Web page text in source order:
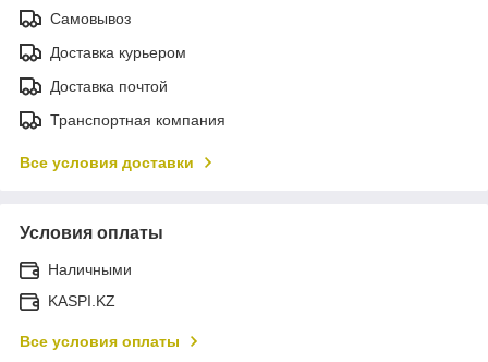
Самовывоз
Доставка курьером
Доставка почтой
Транспортная компания
Все условия доставки
Условия оплаты
Наличными
KASPI.KZ
Все условия оплаты